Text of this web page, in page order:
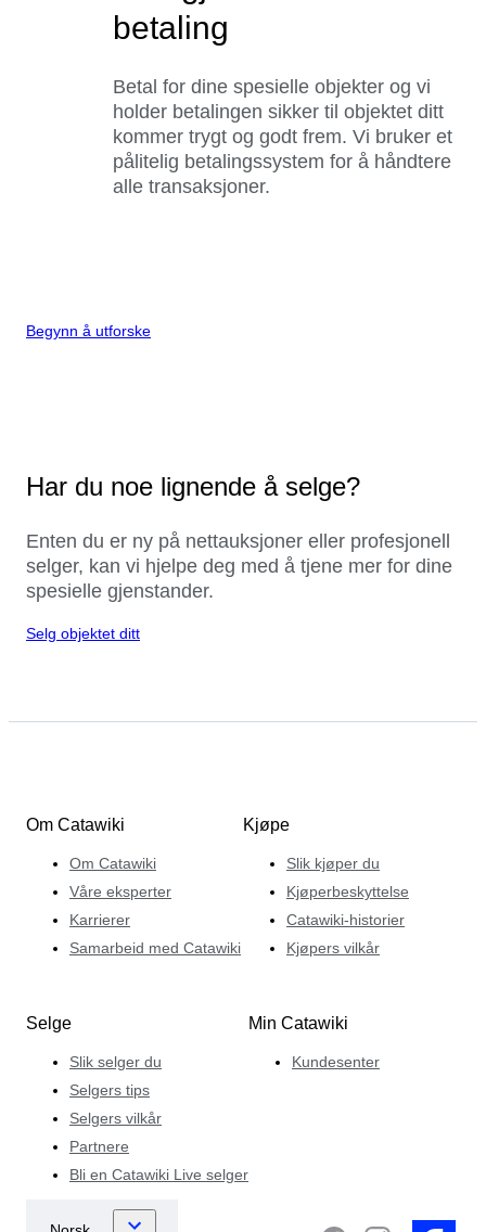
betaling
Betal for dine spesielle objekter og vi
holder betalingen sikker til objektet ditt
kommer trygt og godt frem. Vi bruker et
pålitelig betalingssystem for å håndtere
alle transaksjoner.
Begynn å utforske
Har du noe lignende å selge?
Enten du er ny på nettauksjoner eller profesjonell
selger, kan vi hjelpe deg med å tjene mer for dine
spesielle gjenstander.
Selg objektet ditt
Om Catawiki
Om Catawiki
Våre eksperter
Karrierer
Samarbeid med Catawiki
Kjøpe
Slik kjøper du
Kjøperbeskyttelse
Catawiki-historier
Kjøpers vilkår
Selge
Slik selger du
Selgers tips
Selgers vilkår
Partnere
Bli en Catawiki Live selger
Min Catawiki
Kundesenter